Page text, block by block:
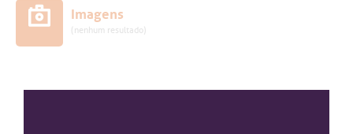
Imagens
(nenhum resultado)